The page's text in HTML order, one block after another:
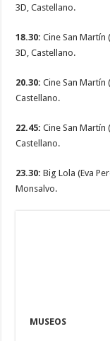
3D, Castellano.
18.30:Cine San Martín
3D, Castellano.
20.30:Cine San Martín
Castellano.
22.45:Cine San Martín
Castellano.
23.30: Big Lola (Eva
Monsalvo.
MUSEOS